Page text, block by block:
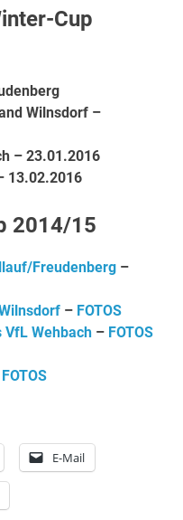
Cup
Wilnsdorf –
– 23.01.2016
13.02.2016
2014/15
Freudenberg –
– FOTOS
Wehbach – FOTOS
FOTOS
E-Mail